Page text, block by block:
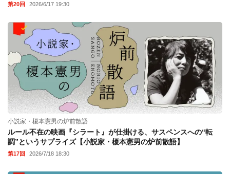
第20回 2026/6/17 19:30
小説家・榎本憲男の炉前散語
ルール不在の映画『シラート』が仕掛ける、サスペンスへの“転
調”というサプライズ【小説家・榎本憲男の炉前散語】
第17回 2026/7/18 18:30